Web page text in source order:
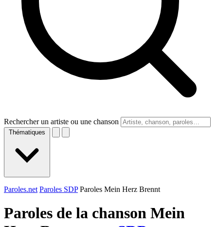
Rechercher un artiste ou une chanson
Thématiques
Paroles.net Paroles SDP Paroles Mein Herz Brennt
Paroles de la chanson Mein